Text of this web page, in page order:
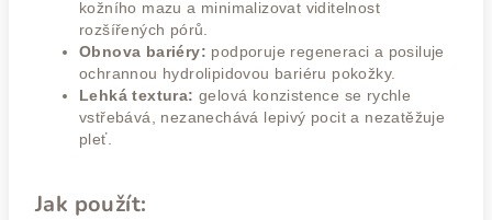
kožního mazu a minimalizovat viditelnost
rozšířených pórů.
Obnova bariéry: podporuje regeneraci a posiluje
ochrannou hydrolipidovou bariéru pokožky.
Lehká textura: gelová konzistence se rychle
vstřebává, nezanechává lepivý pocit a nezatěžuje
pleť.
Jak použít: